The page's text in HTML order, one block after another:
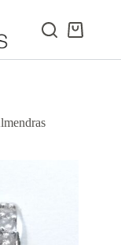
Carro
compra